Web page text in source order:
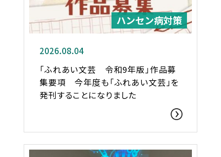
ハンセン病対策
2026.08.04
「ふれあい文芸 令和9年版」作品募
集要項 今年度も「ふれあい文芸」を
発刊することになりました